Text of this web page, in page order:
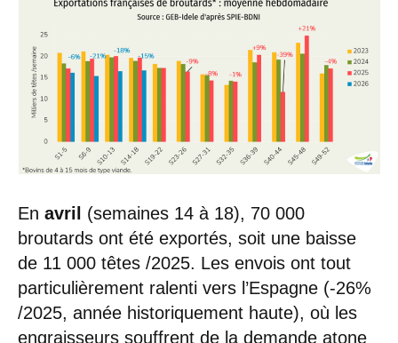
En avril
(semaines 14 à 18), 70 000
broutards ont été exportés, soit une baisse
de 11 000 têtes /2025. Les envois ont tout
particulièrement ralenti vers l’Espagne (-26%
/2025, année historiquement haute), où les
engraisseurs souffrent de la demande atone